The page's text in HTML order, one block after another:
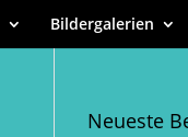
Bildergalerien
Neueste